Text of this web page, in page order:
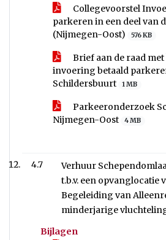
Collegevoorstel
parkeren in een deel van
(Nijmegen-Oost)
576 KB
Brief aan de raad
invoering betaald
Schildersbuurt
1 MB
Parkeeronderzoek
Nijmegen-Oost
4 MB
4.7
Verhuur
t.b.v. een opvanglocatie
Begeleiding van
minderjarige
Bijlagen